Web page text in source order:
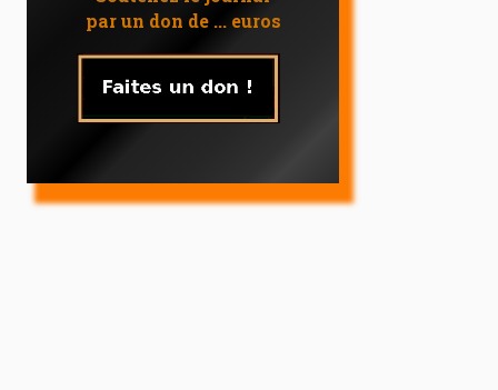
par un don de ... euros